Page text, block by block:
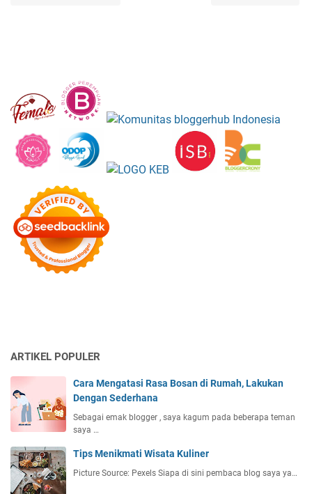
ARTIKEL POPULER
Cara Mengatasi Rasa Bosan di Rumah, Lakukan
Dengan Sederhana
Sebagai emak blogger , saya kagum pada beberapa teman
saya …
Tips Menikmati Wisata Kuliner
Picture Source: Pexels Siapa di sini pembaca blog saya ya…